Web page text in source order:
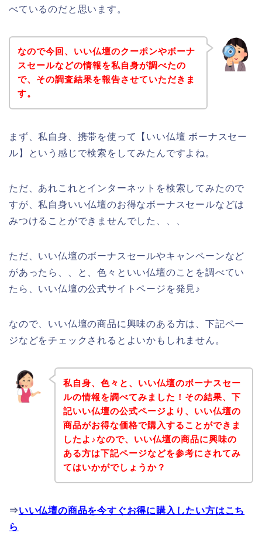
べているのだと思います。
なので今回、いい仏壇のクーポンやボーナ
スセールなどの情報を私自身が調べたの
で、その調査結果を報告させていただきま
す。
まず、私自身、携帯を使って【いい仏壇 ボーナスセー
ル】という感じで検索をしてみたんですよね。
ただ、あれこれとインターネットを検索してみたので
すが、私自身いい仏壇のお得なボーナスセールなどは
みつけることができませんでした、、、
ただ、いい仏壇のボーナスセールやキャンペーンなど
があったら、、と、色々といい仏壇のことを調べてい
たら、いい仏壇の公式サイトページを発見♪
なので、いい仏壇の商品に興味のある方は、下記ペー
ジなどをチェックされるとよいかもしれません。
私自身、色々と、いい仏壇のボーナスセー
ルの情報を調べてみました！その結果、下
記いい仏壇の公式ページより、いい仏壇の
商品がお得な価格で購入することができま
したよ♪なので、いい仏壇の商品に興味の
ある方は下記ページなどを参考にされてみ
てはいかがでしょうか？
⇒いい仏壇の商品を今すぐお得に購入したい方はこち
ら